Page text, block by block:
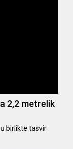
2,2 metrelik
birlikte tasvir